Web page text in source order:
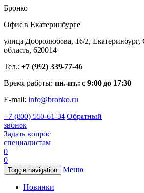
Бронко
Офис в Екатеринбурге
улица Добролюбова, 16/2, Екатеринбург,
область, 620014
Тел.: +7 (992) 339-77-46
Время работы: пн.-пт.: с 9:00 до 17:30
E-mail: info@bronko.ru
+7 (800) 550-61-34 Обратный
звонок
Задать вопрос
специалистам
0
0
Toggle navigation Меню
Новинки